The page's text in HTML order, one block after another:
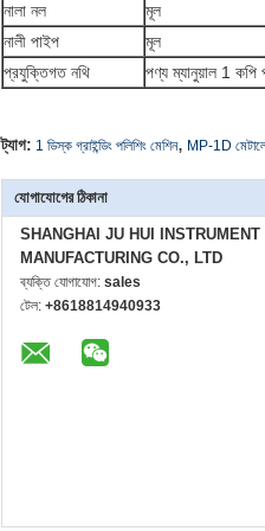
নালা নল
মূল
নালী পাইপ
মূল
প্রযুক্তিগত নথি
পণ্য ম্যানুয়াল 1 কপি
ট্যাগ: 1 ডিস্ক গ্রাইন্ডিং পলিশিং মেশিন, MP-1D
যোগাযোগের ঠিকানা
SHANGHAI JU HUI INSTRUMENT
MANUFACTURING CO., LTD
ব্যক্তি যোগাযোগ: sales
টেল: +8618814940933